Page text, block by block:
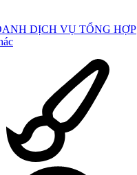
DỊCH VỤ TỔNG HỢP